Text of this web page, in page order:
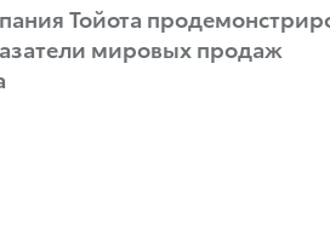
Тойота
мировых продаж